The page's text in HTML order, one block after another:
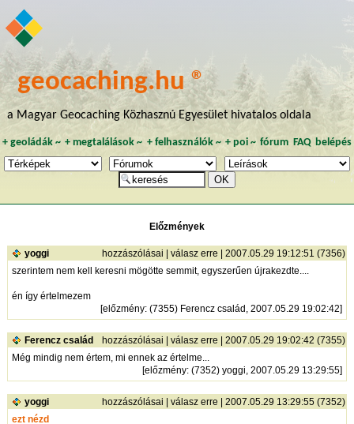
geocaching.hu ®
a Magyar Geocaching Közhasznú Egyesület hivatalos oldala
+ geoládák~ +megtalálások ~ + felhasználók~ + poi~ fórum FAQ belépés
Előzmények
yoggi hozzászólásai | válasz erre | 2007.05.29 19:12:51 (7356)
szerintem nem kell keresni mögötte semmit, egyszerűen újrakezdte....
én így értelmezem
[előzmény: (7355) Ferencz család, 2007.05.29 19:02:42]
Ferencz család hozzászólásai | válasz erre | 2007.05.29 19:02:42 (7355)
Még mindig nem értem, mi ennek az értelme...
[előzmény: (7352) yoggi, 2007.05.29 13:29:55]
yoggi hozzászólásai | válasz erre | 2007.05.29 13:29:55 (7352)
ezt nézd